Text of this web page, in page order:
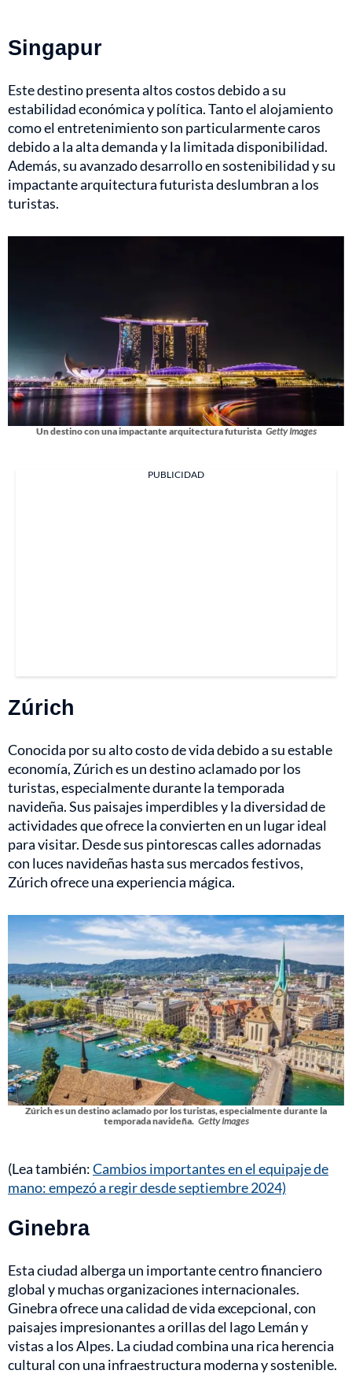
Singapur
Este destino presenta altos costos debido a su
estabilidad económica y política. Tanto el alojamiento
como el entretenimiento son particularmente caros
debido a la alta demanda y la limitada disponibilidad.
Además, su avanzado desarrollo en sostenibilidad y su
impactante arquitectura futurista deslumbran a los
turistas.
Un destino con una impactante arquitectura futurista Getty Images
PUBLICIDAD
Zúrich
Conocida por su alto costo de vida debido a su estable
economía, Zúrich es un destino aclamado por los
turistas, especialmente durante la temporada
navideña. Sus paisajes imperdibles y la diversidad de
actividades que ofrece la convierten en un lugar ideal
para visitar. Desde sus pintorescas calles adornadas
con luces navideñas hasta sus mercados festivos,
Zúrich ofrece una experiencia mágica.
Zúrich es un destino aclamado por los turistas, especialmente durante la
temporada navideña. Getty Images
(Lea también:Cambios importantes en el equipaje de
mano: empezó a regir desde septiembre 2024)
Ginebra
Esta ciudad alberga un importante centro financiero
global y muchas organizaciones internacionales.
Ginebra ofrece una calidad de vida excepcional, con
paisajes impresionantes a orillas del lago Lemán y
vistas a los Alpes. La ciudad combina una rica herencia
cultural con una infraestructura moderna y sostenible.